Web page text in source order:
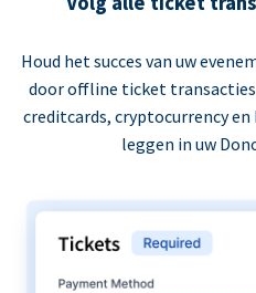
Houd het succes van uw
door offline ticket
creditcards, cryptocurrency
leggen in uw